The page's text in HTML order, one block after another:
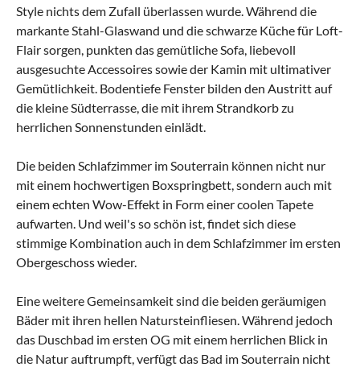
Style nichts dem Zufall überlassen wurde. Während die
markante Stahl-Glaswand und die schwarze Küche für Loft-
Flair sorgen, punkten das gemütliche Sofa, liebevoll
ausgesuchte Accessoires sowie der Kamin mit ultimativer
Gemütlichkeit. Bodentiefe Fenster bilden den Austritt auf
die kleine Südterrasse, die mit ihrem Strandkorb zu
herrlichen Sonnenstunden einlädt.
Die beiden Schlafzimmer im Souterrain können nicht nur
mit einem hochwertigen Boxspringbett, sondern auch mit
einem echten Wow-Effekt in Form einer coolen Tapete
aufwarten. Und weil's so schön ist, findet sich diese
stimmige Kombination auch in dem Schlafzimmer im ersten
Obergeschoss wieder.
Eine weitere Gemeinsamkeit sind die beiden geräumigen
Bäder mit ihren hellen Natursteinfliesen. Während jedoch
das Duschbad im ersten OG mit einem herrlichen Blick in
die Natur auftrumpft, verfügt das Bad im Souterrain nicht